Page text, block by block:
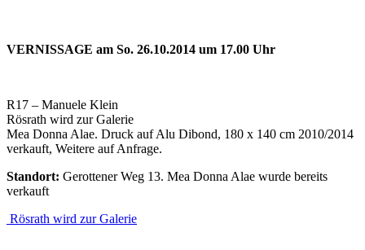
VERNISSAGE am So. 26.10.2014 um 17.00 Uhr
R17 – Manuele Klein
Rösrath wird zur Galerie
Mea Donna Alae. Druck auf Alu Dibond, 180 x 140 cm 2010/2014
verkauft, Weitere auf Anfrage.
Standort: Gerottener Weg 13. Mea Donna Alae wurde bereits
verkauft
Rösrath wird zur Galerie